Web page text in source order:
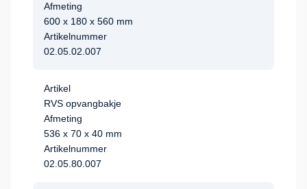
Afmeting
600 x 180 x 560 mm
Artikelnummer
02.05.02.007
Artikel
RVS opvangbakje
Afmeting
536 x 70 x 40 mm
Artikelnummer
02.05.80.007